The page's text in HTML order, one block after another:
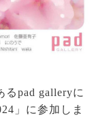
るpad galleryに
」に参加しま